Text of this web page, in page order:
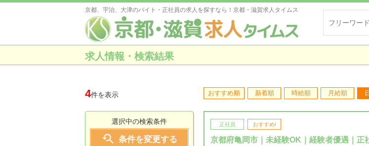
京都、宇治、大津のバイト・正社員の求人を探すなら！京都・滋賀求人タイムス
求人情報・検索結果
4件を表示 おすすめ順 新着順 時給順 月給順
選択中の検索条件
 条件を変更する
正社員 おすすめ!
京都府亀岡市｜未経験OK｜経験者優遇｜正